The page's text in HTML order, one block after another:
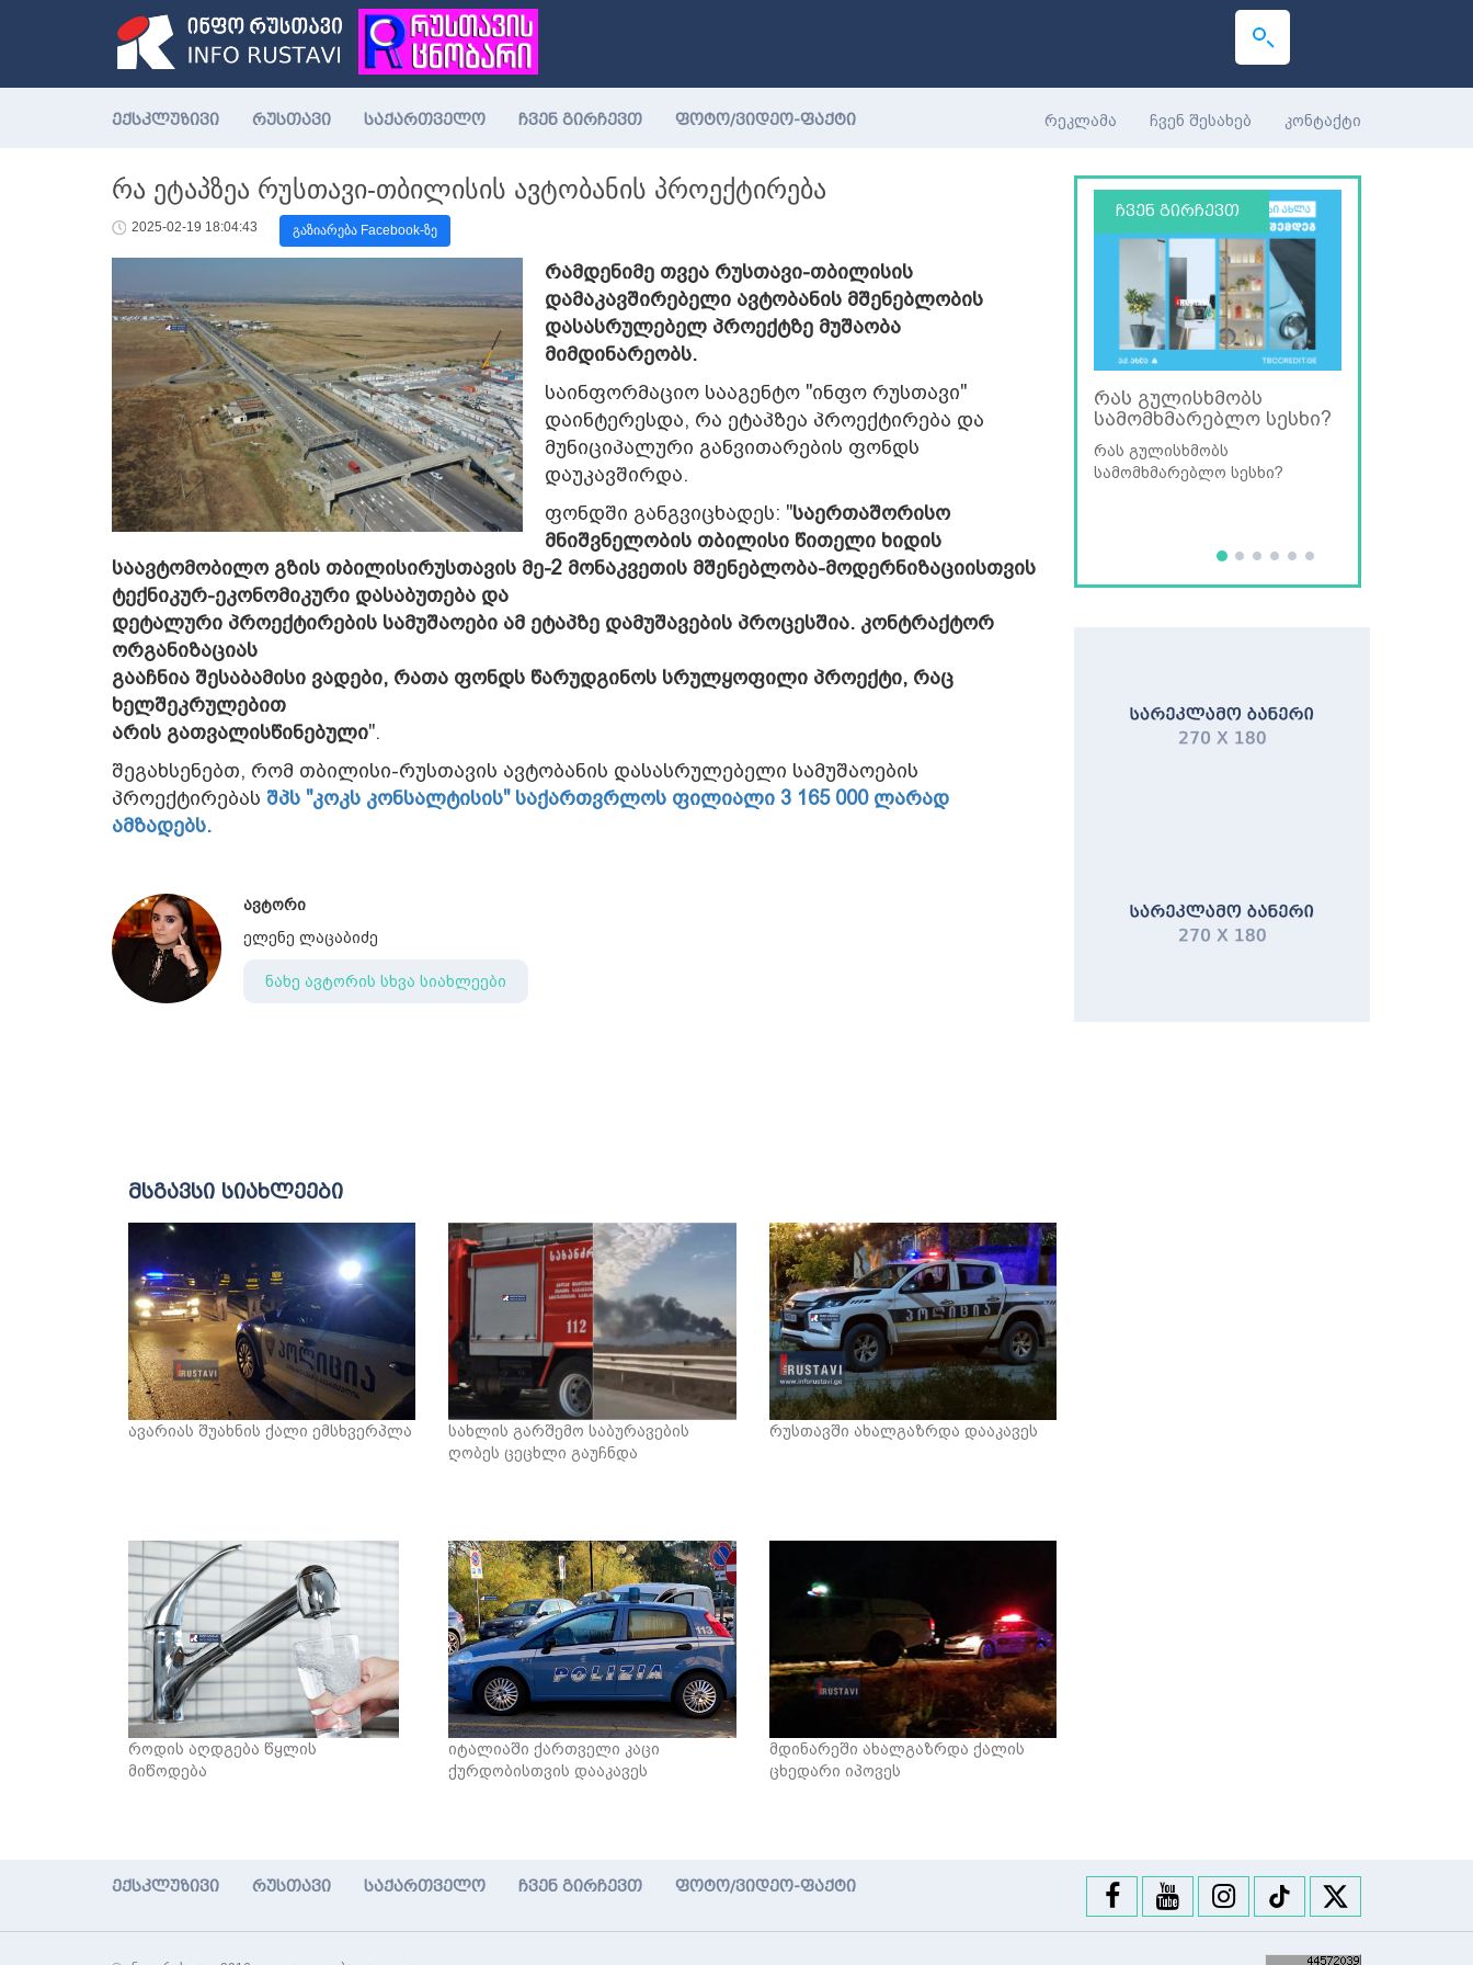
ექსკლუზივი რუსთავი საქართველო ჩვენ გირჩევთ ფოტო/ვიდეო-ფაქტი რეკლამა ჩვენ შესახებ კონტაქტი
რა ეტაპზეა რუსთავი-თბილისის ავტობანის პროექტირება
2025-02-19 18:04:43 გაზიარება Facebook-ზე
რამდენიმე თვეა რუსთავი-თბილისის
დამაკავშირებელი ავტობანის მშენებლობის
დასასრულებელ პროექტზე მუშაობა
მიმდინარეობს.
საინფორმაციო სააგენტო "ინფო რუსთავი"
დაინტერესდა, რა ეტაპზეა პროექტირება და
მუნიციპალური განვითარების ფონდს
დაუკავშირდა.
ფონდში განგვიცხადეს: "საერთაშორისო
მნიშვნელობის თბილისი წითელი ხიდის
საავტომობილო გზის თბილისირუსთავის მე-2 მონაკვეთის მშენებლობა-მოდერნიზაციისთვის
ტექნიკურ-ეკონომიკური დასაბუთება და
დეტალური პროექტირების სამუშაოები ამ ეტაპზე დამუშავების პროცესშია. კონტრაქტორ
ორგანიზაციას
გააჩნია შესაბამისი ვადები, რათა ფონდს წარუდგინოს სრულყოფილი პროექტი, რაც
ხელშეკრულებით
არის გათვალისწინებული".
შეგახსენებთ, რომ თბილისი-რუსთავის ავტობანის დასასრულებელი სამუშაოების
პროექტირებას შპს "კოკს კონსალტისის" საქართვრლოს ფილიალი 3 165 000 ლარად
ამზადებს.
ავტორი
ელენე ლაცაბიძე
ნახე ავტორის სხვა სიახლეები
მსგავსი სიახლეები
ავარიას შუახნის ქალი ემსხვერპლა
სახლის გარშემო საბურავების
ღობეს ცეცხლი გაუჩნდა
რუსთავში ახალგაზრდა დააკავეს
როდის აღდგება წყლის
მიწოდება
იტალიაში ქართველი კაცი
ქურდობისთვის დააკავეს
მდინარეში ახალგაზრდა ქალის
ცხედარი იპოვეს
ჩვენ გირჩევთ
რას გულისხმობს
სამომხმარებლო სესხი?
რას გულისხმობს
სამომხმარებლო სესხი?
ექსკლუზივი რუსთავი საქართველო ჩვენ გირჩევთ ფოტო/ვიდეო-ფაქტი